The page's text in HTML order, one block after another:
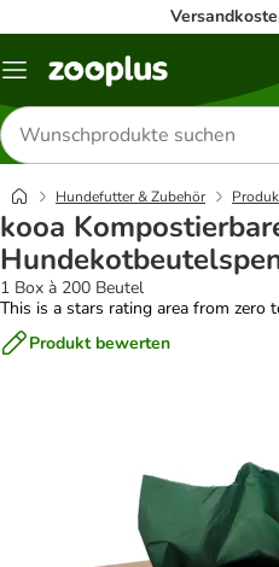
Menü
Produkte
suchen
Hundefutter & Zubehör
kooa
1 Box à 200 Beutel
This is a stars rating area from zero
Produkt bewerten